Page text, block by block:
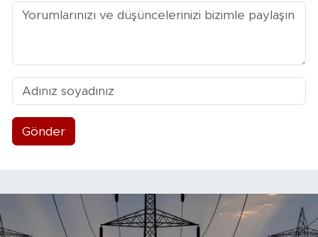
Gönder